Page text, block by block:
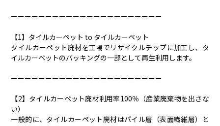
ーーーーーーーーーーーーーーーーーーーーーー
【1】タイルカーペット to タイルカーペット
タイルカーペット廃材を工場でリサイクルチップに加工し、タ
イルカーペットのバッキングの一部として再生利用します。
ーーーーーーーーーーーーーーーーーーーーーー
【2】タイルカーペット廃材利用率100％（産業廃棄物を出さな
い）
一般的に、タイルカーペット廃材はパイル層（表面繊維層）と